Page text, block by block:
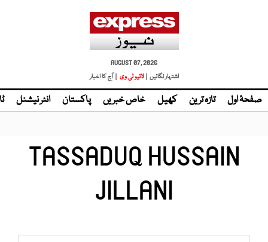
AUGUST 07, 2026
اشتہار لگائیں | لائیو ٹی وی | آج کا اخبار
صفحۂ اول تازہ ترین کھیل خاص خبریں پاکستان انٹر نیشنل
TASSADUQ HUSSAIN
JILLANI